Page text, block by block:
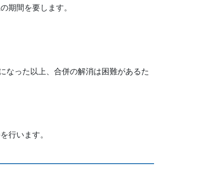
期間を要します。
なった以上、合併の解消は困難があるた
行います。